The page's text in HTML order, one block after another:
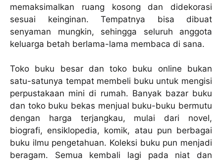
memaksimalkan ruang kosong dan didekorasi
sesuai keinginan. Tempatnya bisa dibuat
senyaman mungkin, sehingga seluruh anggota
keluarga betah berlama-lama membaca di sana.
Toko buku besar dan toko buku online bukan
satu-satunya tempat membeli buku untuk mengisi
perpustakaan mini di rumah. Banyak bazar buku
dan toko buku bekas menjual buku-buku bermutu
dengan harga terjangkau, mulai dari novel,
biografi, ensiklopedia, komik, atau pun berbagai
buku ilmu pengetahuan. Koleksi buku pun menjadi
beragam. Semua kembali lagi pada niat dan